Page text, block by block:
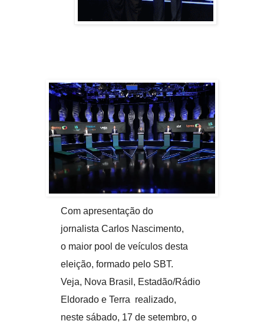
Com apresentação do
jornalista Carlos Nascimento,
o maior pool de veículos desta
eleição, formado pelo SBT.
Veja, Nova Brasil, Estadão/Rádio
Eldorado e Terra realizado,
neste sábado, 17 de setembro, o